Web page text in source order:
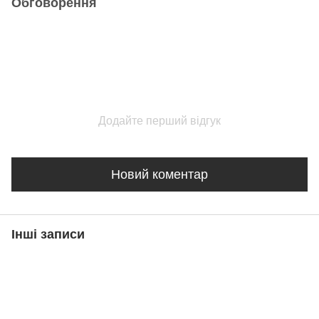
Обговорення
Додайте перший відгук
Новий коментар
Інші записи